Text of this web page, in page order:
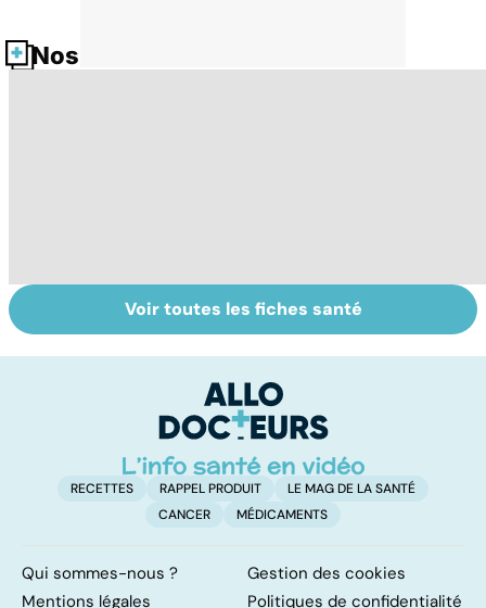
Nos fiches santé
Tout savoir sur
les infections
Inflammation des
amygdales : que
d'angine ?
Voir toutes les fiches santé
RECETTES RAPPEL PRODUIT
LE MAG DE LA SANTÉ
CANCER
MÉDICAMENTS
Qui sommes-nous ?
Gestion des cookies
Mentions légales
Politiques de confidentialité